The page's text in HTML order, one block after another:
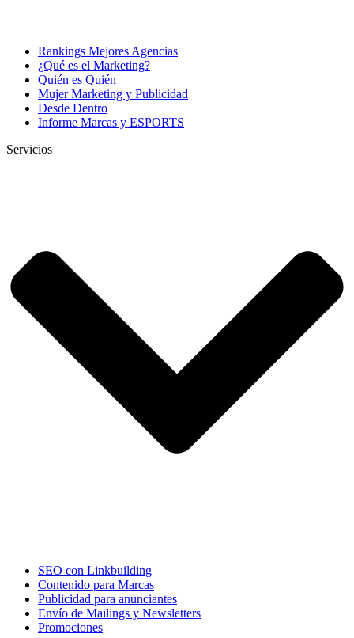
Rankings Mejores Agencias
¿Qué es el Marketing?
Quién es Quién
Mujer Marketing y Publicidad
Desde Dentro
Informe Marcas y ESPORTS
Servicios
SEO con Linkbuilding
Contenido para Marcas
Publicidad para anunciantes
Envío de Mailings y Newsletters
Promociones